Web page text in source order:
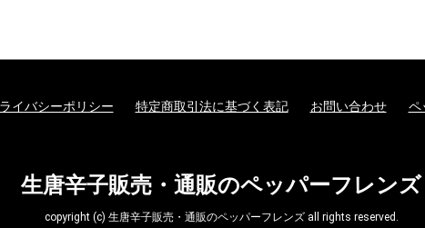
イバシーポリシー 特定商取引法に基づく表記 お問い合わせ ペ
生唐辛子販売・通販のペッパーフレンズ
copyright (c) 生唐辛子販売・通販のペッパーフレンズ all rights reserved.